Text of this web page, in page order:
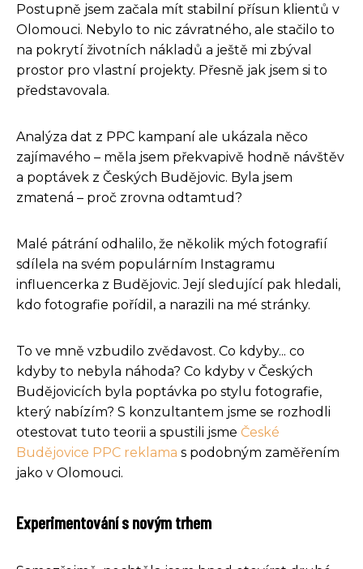
Postupně jsem začala mít stabilní přísun klientů v
Olomouci. Nebylo to nic závratného, ale stačilo to
na pokrytí životních nákladů a ještě mi zbýval
prostor pro vlastní projekty. Přesně jak jsem si to
představovala.
Analýza dat z PPC kampaní ale ukázala něco
zajímavého – měla jsem překvapivě hodně návštěv
a poptávek z Českých Budějovic. Byla jsem
zmatená – proč zrovna odtamtud?
Malé pátrání odhalilo, že několik mých fotografií
sdílela na svém populárním Instagramu
influencerka z Budějovic. Její sledující pak hledali,
kdo fotografie pořídil, a narazili na mé stránky.
To ve mně vzbudilo zvědavost. Co kdyby... co
kdyby to nebyla náhoda? Co kdyby v Českých
Budějovicích byla poptávka po stylu fotografie,
který nabízím? S konzultantem jsme se rozhodli
otestovat tuto teorii a spustili jsme České
Budějovice PPC reklama s podobným zaměřením
jako v Olomouci.
Experimentování s novým trhem